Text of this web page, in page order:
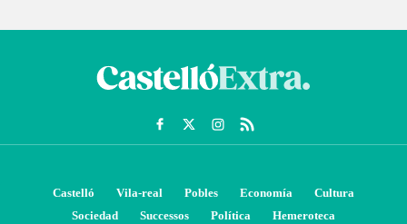
Castelló Vila-real Pobles Economía
Cultura
Sociedad
Successos Política Hemeroteca